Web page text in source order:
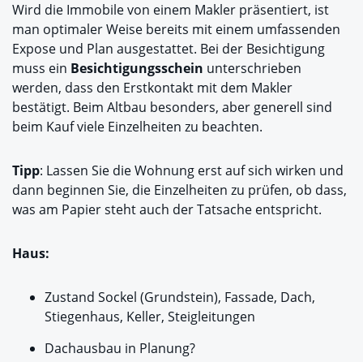
Wird die Immobile von einem Makler präsentiert, ist
man optimaler Weise bereits mit einem umfassenden
Expose und Plan ausgestattet. Bei der Besichtigung
muss ein Besichtigungsschein unterschrieben
werden, dass den Erstkontakt mit dem Makler
bestätigt. Beim Altbau besonders, aber generell sind
beim Kauf viele Einzelheiten zu beachten.
Tipp: Lassen Sie die Wohnung erst auf sich wirken und
dann beginnen Sie, die Einzelheiten zu prüfen, ob dass,
was am Papier steht auch der Tatsache entspricht.
Haus:
Zustand Sockel (Grundstein), Fassade, Dach,
Stiegenhaus, Keller, Steigleitungen
Dachausbau in Planung?